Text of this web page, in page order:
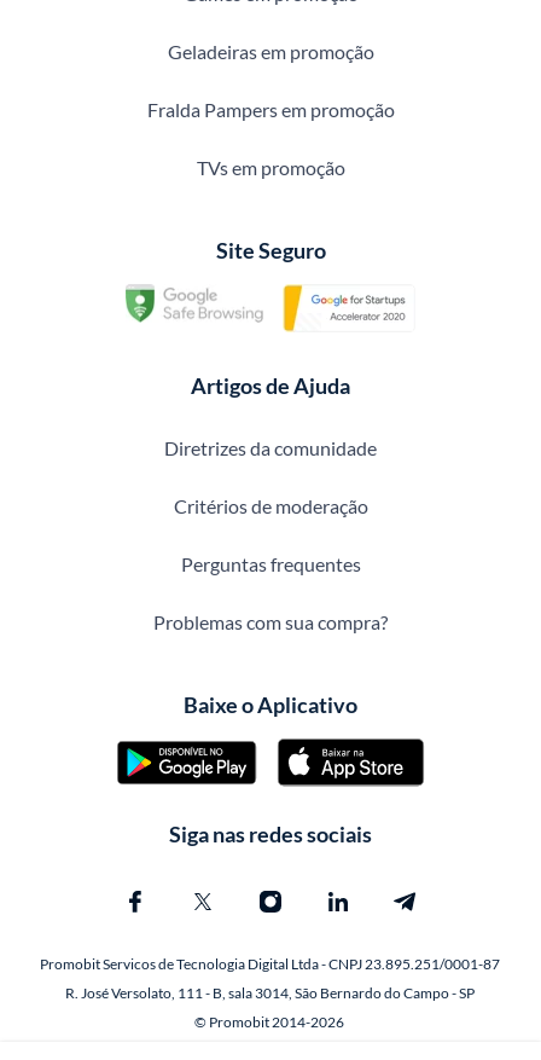
Geladeiras em promoção
Fralda Pampers em promoção
TVs em promoção
Site Seguro
Artigos de Ajuda
Diretrizes da comunidade
Critérios de moderação
Perguntas frequentes
Problemas com sua compra?
Baixe o Aplicativo
Siga nas redes sociais
Promobit Servicos de Tecnologia Digital Ltda - CNPJ 23.895.251/0001-87
R. José Versolato, 111 - B, sala 3014, São Bernardo do Campo - SP
© Promobit 2014-2026